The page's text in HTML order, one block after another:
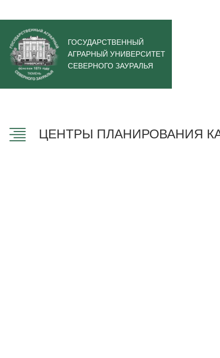
ГОСУДАРСТВЕННЫЙ
АГРАРНЫЙ УНИВЕРСИТЕТ
СЕВЕРНОГО ЗАУРАЛЬЯ
ЦЕНТРЫ ПЛАНИРОВАНИЯ